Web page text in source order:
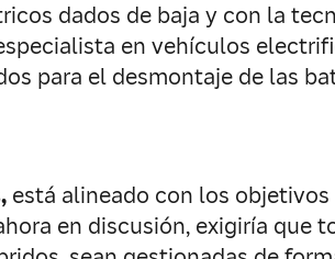
dados de baja y con la
en vehículos
para el desmontaje de las
está alineado con los
en discusión, exigiría que